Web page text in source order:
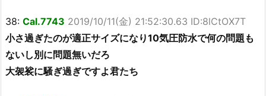
38: Cal.7743 2019/10/11(金) 21:52:30.63 ID:8lCtOX7T
小さ過ぎたのが適正サイズになり10気圧防水で何の問題も
ないし別に問題無いだろ
大袈裟に騒ぎ過ぎですよ君たち